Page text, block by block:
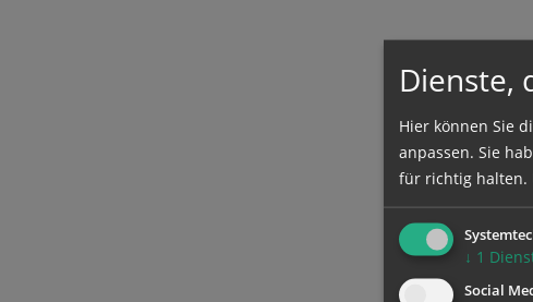
Dienste,
Hier können Sie
anpassen. Sie
für richtig halten.
↓ 1
Social